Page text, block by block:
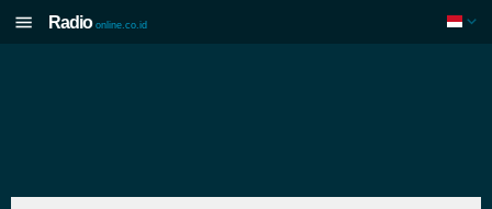
Radio online.co.id